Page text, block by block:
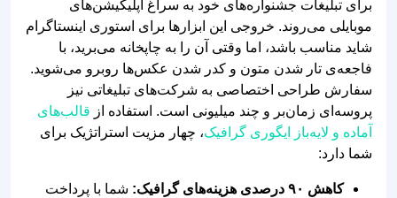
برای تبلیغات جشنواره‌های خود به سراغ اپلیکیشن‌های
موبایلی می‌روند. خروجی این ابزارها برای استوری اینستاگرام
شاید مناسب باشد، اما وقتی آن را به چاپخانه می‌برید، با
فاجعه‌ی تار شدن متون و کدر شدن عکس‌ها روبرو می‌شوید.
سفارش طراحی اختصاصی به شرکت‌های تبلیغاتی نیز
پروسه‌ای زمان‌بر و چند میلیونی است. استفاده از قالب‌های
آماده و لایه‌باز ایگوری گرافیک، چهار مزیت استراتژیک برای
شما دارد:
کاهش ۹۰ درصدی هزینه‌های گرافیک:
شما با پرداخت